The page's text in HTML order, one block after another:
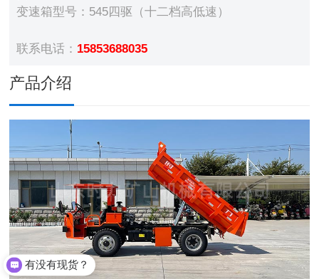
变速箱型号：545四驱（十二档高低速）
联系电话： 15853688035
产品介绍
有没有现货？